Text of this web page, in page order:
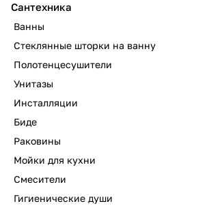
Сантехника
Ванны
Стеклянные шторки на ванну
Полотенцесушители
Унитазы
Инсталляции
Биде
Раковины
Мойки для кухни
Смесители
Гигиенические души